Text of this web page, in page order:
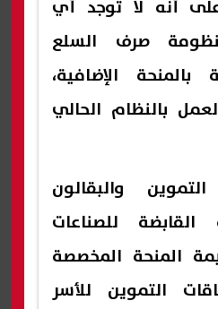
أنه لا توجد أي
صرف السلع
بالمنحة الإضافية،
بالنظام الحالي
والبقالون
القابضة للصناعات
المنحة المخصصة
التموين للأسر